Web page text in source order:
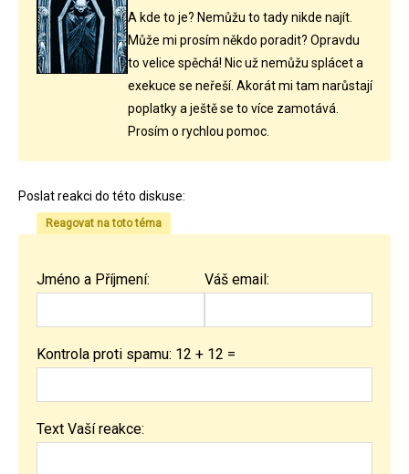
A kde to je? Nemůžu to tady nikde najít.
Může mi prosím někdo poradit? Opravdu
to velice spěchá! Nic už nemůžu splácet a
exekuce se neřeší. Akorát mi tam narůstají
poplatky a ještě se to více zamotává.
Prosím o rychlou pomoc.
Poslat reakci do této diskuse:
Reagovat na toto téma
Jméno a Příjmení: Váš email:
Kontrola proti spamu: 12 + 12 =
Text Vaší reakce: